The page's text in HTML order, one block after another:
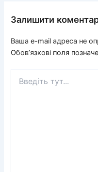
Залишити
Ваша e-mail адреса не
Обов’язкові поля
тут...